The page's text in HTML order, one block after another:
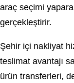
araç seçimi
gerçekleştirir.
Şehir içi nakliyat
teslimat avantajı
ürün transferleri,